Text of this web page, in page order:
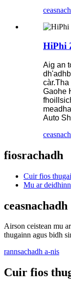
HiPhi
Aig an
Gaohe
Auto
fiosrachadh
Cuir fios
Mu ar deidhinn
ceasnachadh
Airson ceistean mu
thugainn agus bidh
rannsachadh a-nis
Cuir fios